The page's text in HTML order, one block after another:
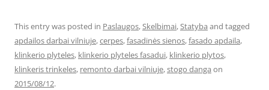
This entry was posted in Paslaugos,Skelbimai,Statyba and tagged
apdailos darbai vilniuje,cerpes,fasadinės sienos,fasado apdaila,
klinkerio plyteles, klinkerio plyteles fasadui, klinkerio plytos,
klinkeris trinkeles, remonto darbai vilniuje,stogo danga on
2015/08/12.